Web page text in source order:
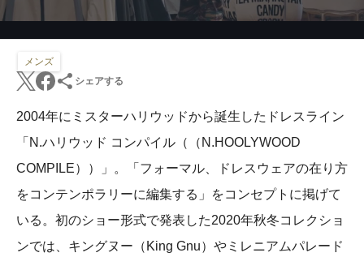
メンズ
シェアする
2004年にミスターハリウッドから誕生したドレスライン
「N.ハリウッド コンパイル（（N.HOOLYWOOD
COMPILE））」。「フォーマル、ドレスウェアの在り方
をコンテンポラリーに編集する」をコンセプトに掲げて
いる。初のショー形式で発表した2020年秋冬コレクショ
ンでは、キングヌー（King Gnu）やミレニアムパレード